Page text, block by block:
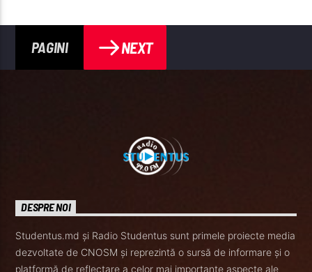
PAGINI NEXT
DESPRE NOI
Studentus.md și Radio Studentus sunt primele proiecte media
dezvoltate de CNOSM și reprezintă o sursă de informare și o
platformă de reflectare a celor mai importante aspecte ale